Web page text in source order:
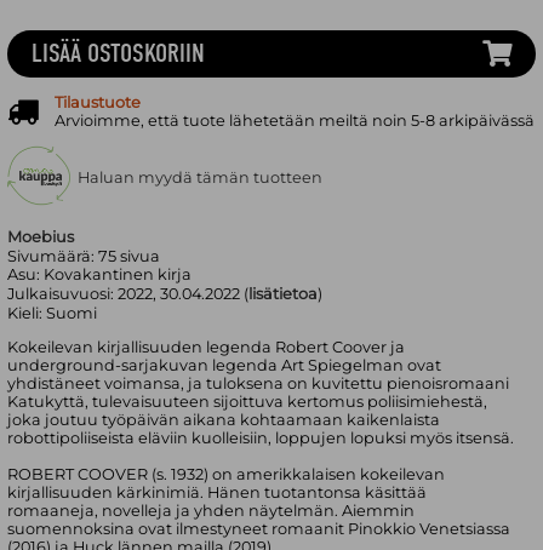
Moebius
Sivumäärä:75 sivua
Asu: Kovakantinen kirja
Julkaisuvuosi:2022, 30.04.2022 ( lisätietoa)
Kieli:Suomi
Kokeilevan kirjallisuuden legenda Robert Coover ja
underground-sarjakuvan legenda Art Spiegelman ovat
yhdistäneet voimansa, ja tuloksena on kuvitettu pienoisromaani
Katukyttä, tulevaisuuteen sijoittuva kertomus poliisimiehestä,
joka joutuu työpäivän aikana kohtaamaan kaikenlaista
robottipoliiseista eläviin kuolleisiin, loppujen lopuksi myös itsensä.
ROBERT COOVER (s. 1932) on amerikkalaisen kokeilevan
kirjallisuuden kärkinimiä. Hänen tuotantonsa käsittää
romaaneja, novelleja ja yhden näytelmän. Aiemmin
suomennoksina ovat ilmestyneet romaanit Pinokkio Venetsiassa
LISÄÄ OSTOSKORIIN
Tilaustuote
Arvioimme, että tuote lähetetään meiltä noin 5-8 arkipäivässä
Haluan myydä tämän tuotteen